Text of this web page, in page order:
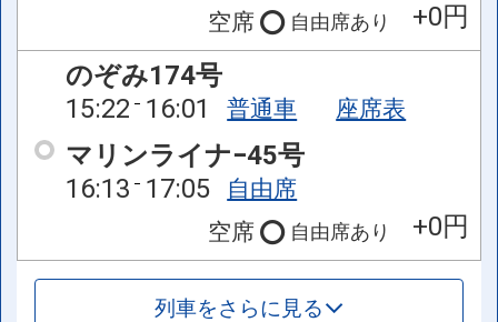
空席
自由席あり
+0円
のぞみ174号
15:22 16:01 普通車 座席表
マリンライナ−45号
16:13 17:05
自由席
空席
自由席あり +0円
列車をさらに見る